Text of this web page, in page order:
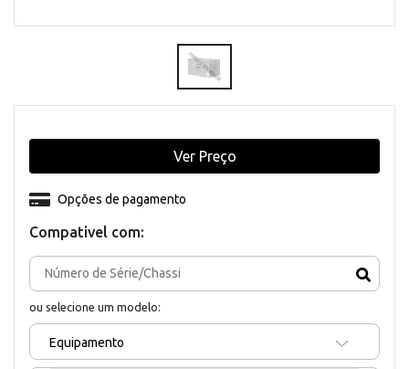
Compativel com:
ou selecione um modelo:
Equipamento
Opções de pagamento
Ver Preço